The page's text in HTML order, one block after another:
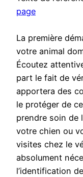
page
La première
votre animal
Écoutez
part le fait de
apportera des
le protéger de
prendre soin de
votre chien ou
visites chez le
absolument
l’identification